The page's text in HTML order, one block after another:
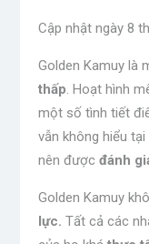
Cập nhật ngày 8
Golden Kamuy là
thấp. Hoạt hình
một số tình tiết
vẫn không hiểu
nên được đánh
Golden Kamuy
lực. Tất cả các